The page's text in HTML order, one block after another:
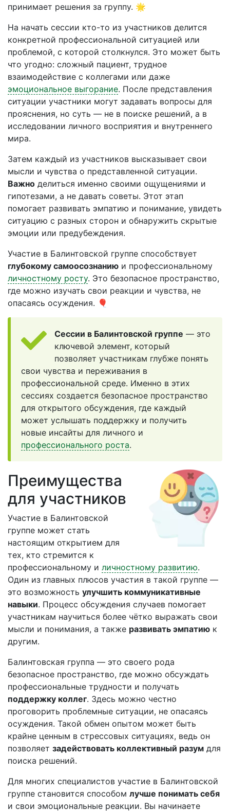
принимает решения за группу. 🌟
На начать сессии кто-то из участников делится
конкретной профессиональной ситуацией или
проблемой, с которой столкнулся. Это может быть
что угодно: сложный пациент, трудное
взаимодействие с коллегами или даже
эмоциональное выгорание. После представления
ситуации участники могут задавать вопросы для
прояснения, но суть — не в поиске решений, а в
исследовании личного восприятия и внутреннего
мира.
Затем каждый из участников высказывает свои
мысли и чувства о представленной ситуации.
Важно делиться именно своими ощущениями и
гипотезами, а не давать советы. Этот этап
помогает развивать эмпатию и понимание, увидеть
ситуацию с разных сторон и обнаружить скрытые
эмоции или предубеждения.
Участие в Балинтовской группе способствует
глубокому самоосознанию и профессиональному
личностному росту. Это безопасное пространство,
где можно изучать свои реакции и чувства, не
опасаясь осуждения. 🎈
Сессии в Балинтовской группе — это
ключевой элемент, который
позволяет участникам глубже понять
свои чувства и переживания в
профессиональной среде. Именно в этих
сессиях создается безопасное пространство
для открытого обсуждения, где каждый
может услышать поддержку и получить
новые инсайты для личного и
профессионального роста.
Преимущества
для участников
Участие в Балинтовской
группе может стать
настоящим открытием для
тех, кто стремится к
профессиональному и личностному развитию.
Один из главных плюсов участия в такой группе —
это возможность улучшить коммуникативные
навыки. Процесс обсуждения случаев помогает
участникам научиться более чётко выражать свои
мысли и понимания, а также развивать эмпатию к
другим.
Балинтовская группа — это своего рода
безопасное пространство, где можно обсуждать
профессиональные трудности и получать
поддержку коллег. Здесь можно честно
проговорить проблемные ситуации, не опасаясь
осуждения. Такой обмен опытом может быть
крайне ценным в стрессовых ситуациях, ведь он
позволяет задействовать коллективный разум для
поиска решений.
Для многих специалистов участие в Балинтовской
группе становится способом лучше понимать себя
и свои эмоциональные реакции. Вы начинаете